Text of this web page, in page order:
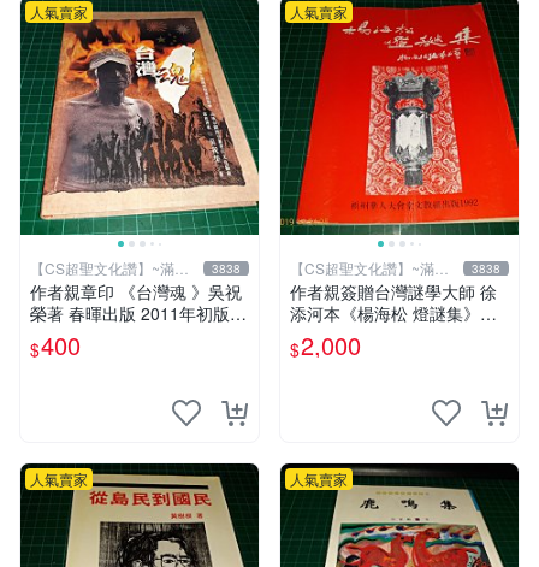
人氣賣家
【CS超聖文化讚】~滿千
元送運
3838
作者親章印 《台灣魂 》吳祝
榮著 春暉出版 2011年初版一
刷 9成新 【CS超聖文化讚】
$400
人氣賣家
【CS超聖文化讚】~滿千
元送運
3838
作者親簽贈台灣謎學大師 徐
添河本《楊海松 燈謎集》楊
海松編著 檳州華人大會堂文
教組出版 1992 【CS超聖文
$2,000
人氣賣家 人氣賣家